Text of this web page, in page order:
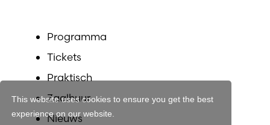
This website uses cookies to ensure you get the best
experience on our website.
Programma
Tickets
Praktisch
Zaalhuur
Nieuws